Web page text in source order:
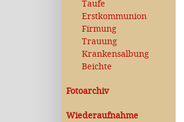
Taufe
Erstkommunion
Firmung
Trauung
Krankensalbung
Beichte
Fotoarchiv
Wiederaufnahme